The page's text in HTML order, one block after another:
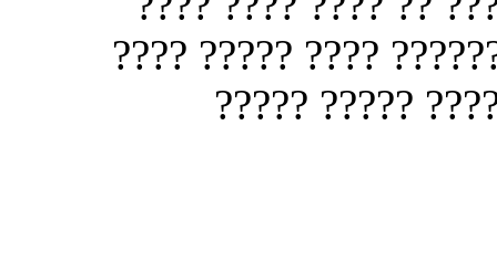
?????? ????????
?????? ??